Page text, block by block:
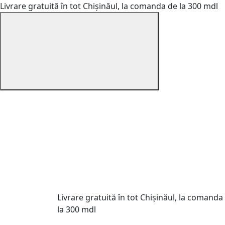
Livrare gratuită în tot Chișinăul, la comanda de la 300 mdl
Livrare gratuită în tot Chișinăul, la comanda
la 300 mdl